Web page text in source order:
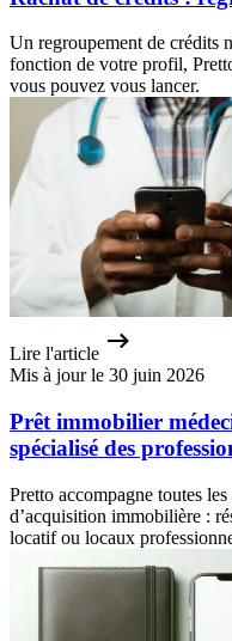
Un regroupement de crédits
fonction de votre profil,
vous pouvez vous lancer.
Lire l'article
Mis à jour le 30 juin 2026
Prêt immobilier
spécialisé des
Pretto accompagne toutes
d’acquisition immobilière :
locatif ou locaux